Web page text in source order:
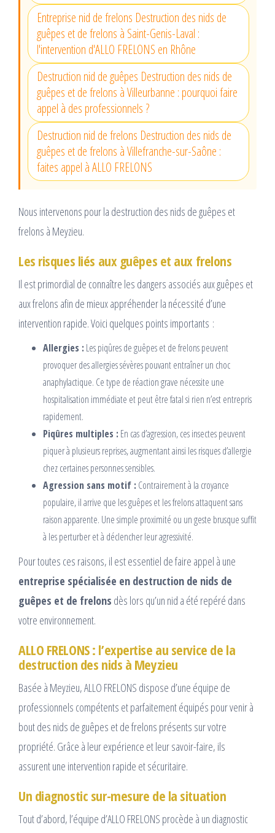
Entreprise nid de frelons Destruction des nids de
guêpes et de frelons à Saint-Genis-Laval :
l'intervention d'ALLO FRELONS en Rhône
Destruction nid de guêpes Destruction des nids de
guêpes et de frelons à Villeurbanne : pourquoi faire
appel à des professionnels ?
Destruction nid de frelons Destruction des nids de
guêpes et de frelons à Villefranche-sur-Saône :
faites appel à ALLO FRELONS
Nous intervenons pour la destruction des nids de guêpes et
frelons à Meyzieu.
Les risques liés aux guêpes et aux frelons
Il est primordial de connaître les dangers associés aux guêpes et
aux frelons afin de mieux appréhender la nécessité d’une
intervention rapide. Voici quelques points importants :
Allergies : Les piqûres de guêpes et de frelons peuvent
provoquer des allergies sévères pouvant entraîner un choc
anaphylactique. Ce type de réaction grave nécessite une
hospitalisation immédiate et peut être fatal si rien n’est entrepris
rapidement.
Piqûres multiples : En cas d’agression, ces insectes peuvent
piquer à plusieurs reprises, augmentant ainsi les risques d’allergie
chez certaines personnes sensibles.
Agression sans motif : Contrairement à la croyance
populaire, il arrive que les guêpes et les frelons attaquent sans
raison apparente. Une simple proximité ou un geste brusque suffit
à les perturber et à déclencher leur agressivité.
Pour toutes ces raisons, il est essentiel de faire appel à une
entreprise spécialisée en destruction de nids de
guêpes et de frelons dès lors qu’un nid a été repéré dans
votre environnement.
ALLO FRELONS : l’expertise au service de la
destruction des nids à Meyzieu
Basée à Meyzieu, ALLO FRELONS dispose d’une équipe de
professionnels compétents et parfaitement équipés pour venir à
bout des nids de guêpes et de frelons présents sur votre
propriété. Grâce à leur expérience et leur savoir-faire, ils
assurent une intervention rapide et sécuritaire.
Un diagnostic sur-mesure de la situation
Tout d’abord, l’équipe d’ALLO FRELONS procède à un diagnostic